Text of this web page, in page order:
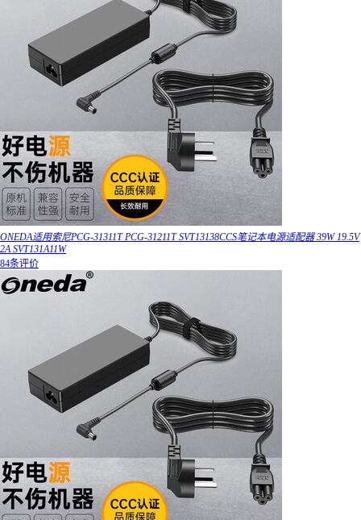
ONEDA适用索尼PCG-31311T PCG-31211T SVT13138CCS笔记本电源适配器 39W 19.5V
2A SVT131A11W
84条评价